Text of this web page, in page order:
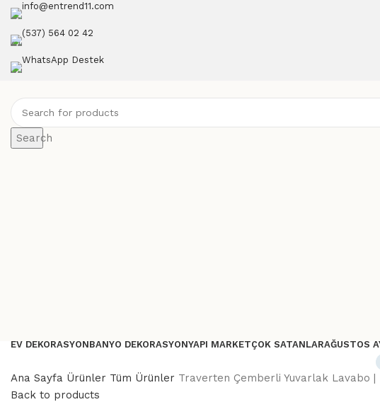
info@entrend11.com
(537) 564 02 42
WhatsApp Destek
Search
EV DEKORASYONBANYO DEKORASYONYAPI MARKETÇOK SATANLARAĞUSTOS
Ana Sayfa Ürünler Tüm Ürünler Traverten Çemberli Yuvarlak Lavabo |
Back to products